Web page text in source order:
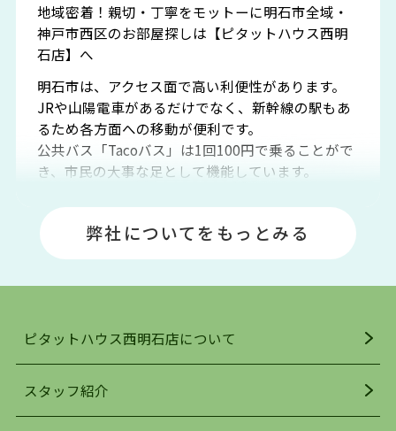
地域密着！親切・丁寧をモットーに明石市全域・
神戸市西区のお部屋探しは【ピタットハウス西明
石店】へ
明石市は、アクセス面で高い利便性があります。
JRや山陽電車があるだけでなく、新幹線の駅もあ
るため各方面への移動が便利です。
公共バス「Tacoバス」は1回100円で乗ることがで
き、市民の大事な足として機能しています。
場や釣りスポットが多くあります。JR「大久保
駅」周辺には、ビブレ・イオンをはじめとした買
い物施設も多くあり、買い物にも困りません。
明石駅・西明石駅を中心に、明石市・神戸市西区
でお部屋探している方は、ぜひ当ＨＰにて物件を
お探しになってください。弊社は、スタッフの平
弊社についてをもっとみる
ピタットハウス西明石店について
スタッフ紹介